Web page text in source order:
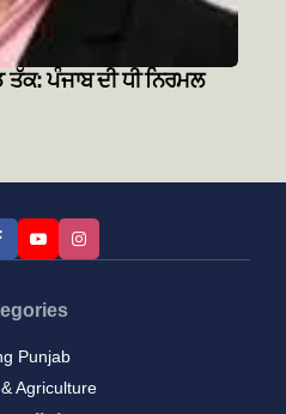
ਪੰਜਾਬ ਦੀ ਧੀ ਨਿਰਮਲ
Punjab
Agriculture